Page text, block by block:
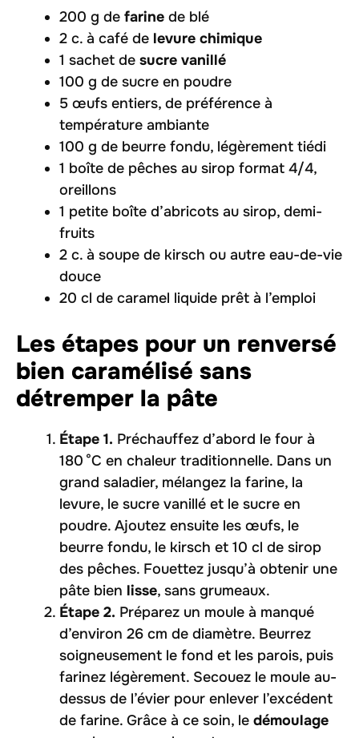
200 g de farine de blé
2 c. à café de levure chimique
1 sachet de sucre vanillé
100 g de sucre en poudre
5 œufs entiers, de préférence à
température ambiante
100 g de beurre fondu, légèrement tiédi
1 boîte de pêches au sirop format 4/4,
oreillons
1 petite boîte d’abricots au sirop, demi-
fruits
2 c. à soupe de kirsch ou autre eau-de-vie
douce
20 cl de caramel liquide prêt à l’emploi
Les étapes pour un renversé
bien caramélisé sans
détremper la pâte
Étape 1. Préchauffez d’abord le four à
180 °C en chaleur traditionnelle. Dans un
grand saladier, mélangez la farine, la
levure, le sucre vanillé et le sucre en
poudre. Ajoutez ensuite les œufs, le
beurre fondu, le kirsch et 10 cl de sirop
des pêches. Fouettez jusqu’à obtenir une
pâte bien lisse, sans grumeaux.
Étape 2. Préparez un moule à manqué
d’environ 26 cm de diamètre. Beurrez
soigneusement le fond et les parois, puis
farinez légèrement. Secouez le moule au-
dessus de l’évier pour enlever l’excédent
de farine. Grâce à ce soin, le démoulage